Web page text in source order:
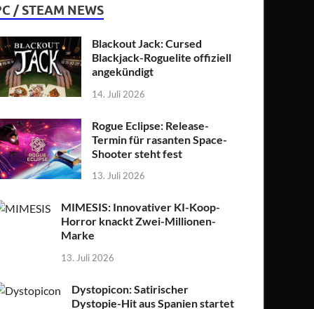
/ STEAM NEWS
Blackout Jack: Cursed
Blackjack-Roguelite offiziell
angekündigt
14. Juli 2026
Rogue Eclipse: Release-
Termin für rasanten Space-
Shooter steht fest
13. Juli 2026
MIMESIS: Innovativer KI-Koop-
Horror knackt Zwei-Millionen-
Marke
13. Juli 2026
Dystopicon: Satirischer
Dystopie-Hit aus Spanien startet